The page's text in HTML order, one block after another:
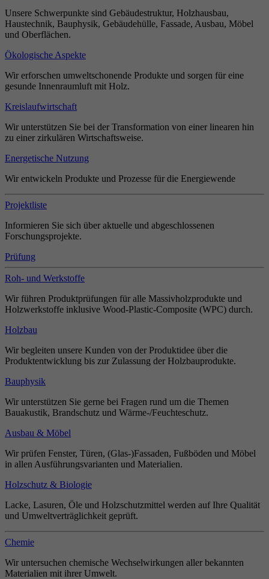
Unsere Schwerpunkte sind Gebäudestruktur, Holzhausbau,
Haustechnik, Bauphysik, Gebäudehülle, Fassade, Ausbau, Möbel
und Oberflächen.
Ökologische Aspekte
Wir erforschen umweltschonende Produkte und sorgen für eine
gesunde Innenraumluft mit Holz.
Kreislaufwirtschaft
Wir unterstützen Sie bei der Transformation von einer linearen hin
zu einer zirkulären Wirtschaftsweise.
Energetische Nutzung
Wir entwickeln Produkte und Prozesse für die Energiewende
Projektliste
Informieren Sie sich über aktuelle und abgeschlossenen
Forschungsprojekte.
Prüfung
Roh- und Werkstoffe
Wir führen Produktprüfungen für alle Massivholzprodukte und
Holzwerkstoffe inklusive Wood-Plastic-Composite (WPC) durch.
Holzbau
Wir begleiten unsere Kunden von der Produktidee über die
Produktentwicklung bis zur Zulassung der Holzbauprodukte.
Bauphysik
Wir unterstützen Sie gerne bei Fragen rund um die Themen
Bauakustik, Brandschutz und Wärme-/Feuchteschutz.
Ausbau & Möbel
Wir prüfen Fenster, Türen, (Glas-)Fassaden, Fußböden und Möbel
in allen Ausführungsvarianten und Materialien.
Holzschutz & Biologie
Lacke, Lasuren, Öle und Holzschutzmittel werden auf Ihre Qualität
und Umweltverträglichkeit geprüft.
Chemie
Wir untersuchen chemische Wechselwirkungen aller bekannten
Materialien mit ihrer Umwelt.